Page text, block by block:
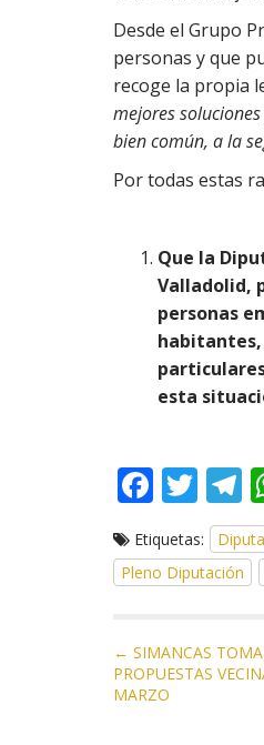
Desde el Grupo
personas y que
recoge la propia
mejores
bien común, a la
Por todas estas
Que la
Valladolid,
personas
esta
F
e
b
o
k
T
w
itt
er
T
e
Etiquetas:
Pleno Diputación
N
a
← SIMANCAS TOMA
PROPUESTAS
MARZO